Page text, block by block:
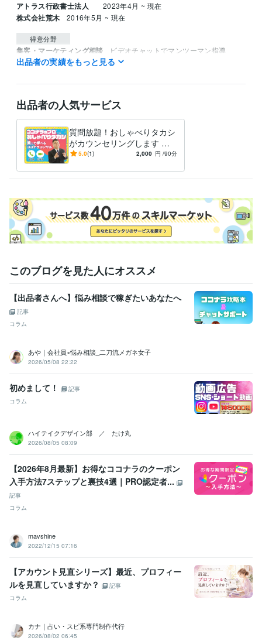
アトラス行政書士法人 2023年4月 ~ 現在
株式会社荒木 2016年5月 ~ 現在
得意分野
集客・マーケティング相談 ビデオチャットでマンツーマン指導
ココナラ運営
出品者の実績をもっと見る
出品者の人気サービス
質問放題！おしゃべりタカシ
がカウンセリングします コ
コナラ相談に最適！2,000円
5.0(1) 2,000 円 /90分
このブログを見た人にオススメ
【出品者さんへ】悩み相談で稼ぎたいあなたへ
記事
コラム
あや｜会社員×悩み相談_二刀流メガネ女子
2026/05/08 22:22
初めまして！
記事
コラム
ハイテイクデザイン部 ／ たけ丸
2026/08/05 08:09
【2026年8月最新】お得なココナラのクーポン
入手方法7ステップと裏技4選｜PRO認定者...
記事
コラム
mavshine
2022/12/15 07:16
【アカウント見直シリーズ】最近、プロフィー
ルを見直していますか？
記事
コラム
カナ｜占い・スピ系専門制作代行
2026/08/02 06:45